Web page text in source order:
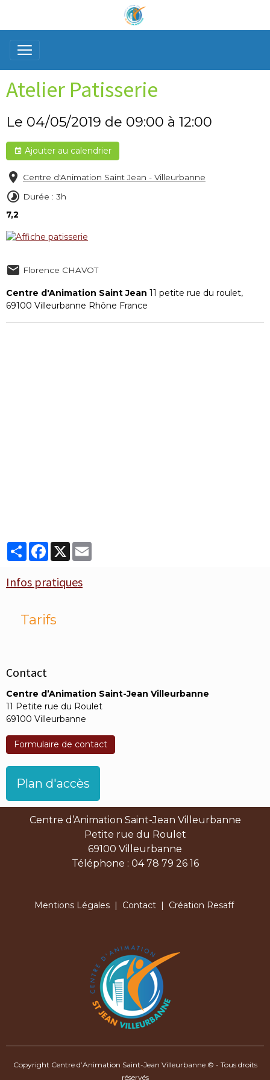
Atelier Patisserie
Le 04/05/2019 de 09:00 à 12:00
Ajouter au calendrier
Centre d'Animation Saint Jean - Villeurbanne
Durée : 3h
7,2
Florence CHAVOT
Centre d'Animation Saint Jean 11 petite rue du roulet,
69100 Villeurbanne Rhône France
PartagerFacebook
X
Infos pratiques
Tarifs
Contact
Centre d’Animation Saint-Jean Villeurbanne
11 Petite rue du Roulet
69100 Villeurbanne
Formulaire de contact
Plan d'accès
Centre d’Animation Saint-Jean Villeurbanne
Petite rue du Roulet
69100 Villeurbanne
Téléphone : 04 78 79 26 16
Mentions Légales| Contact| Création Resaff
Copyright Centre d’Animation Saint-Jean Villeurbanne © - Tous droits
réservés